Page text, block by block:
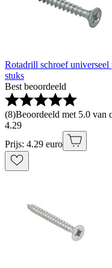
Rotadrill schroef
stuks
Best beoordeeld
(8)Beoordeeld met 5.0 van
4.29
Prijs: 4.29 euro